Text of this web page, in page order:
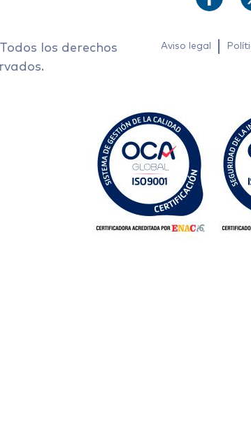
los derechos
Aviso legal